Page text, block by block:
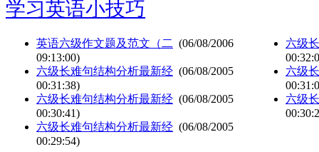
学习英语小技巧
英语六级作文题及范文（二 (06/08/2006
09:13:00)
六级长难句结构分析最新经 (06/08/2005
00:31:38)
六级长难句结构分析最新经 (06/08/2005
00:30:41)
六级长难句结构分析最新经 (06/08/2005
00:29:54)
六级
六级
六级